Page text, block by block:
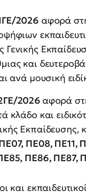
2026 αφορά
και
ανά μουσική
2026 αφορά
κλάδο και
ΠΕ08, ΠΕ11,
ΠΕ86, ΠΕ87,
και